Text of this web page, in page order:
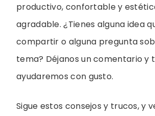
productivo, confortable y
agradable. ¿Tienes alguna idea
compartir o alguna pregunta
tema? Déjanos un comentario y
ayudaremos con gusto.
Sigue estos consejos y trucos, y